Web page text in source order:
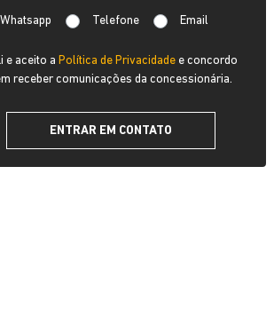
Whatsapp Telefone Email
e aceito a Política de Privacidade e concordo
receber comunicações da concessionária.
ENTRAR EM CONTATO